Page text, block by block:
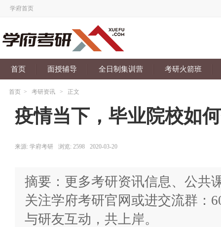
学府首页
首页 面授辅导 全日制集训营 考研火箭班
首页 > 考研资讯 > 正文
疫情当下，毕业院校如
来源: 学府考研 浏览: 2598 2020-03-20
摘要：更多考研资讯信息、公共
关注学府考研官网或进交流群：
与研友互动，共上岸。